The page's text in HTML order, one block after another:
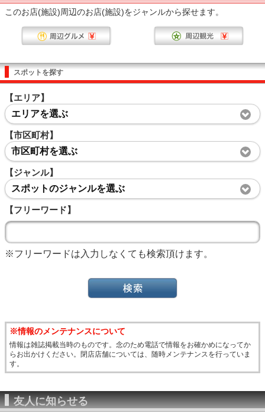
このお店(施設)周辺のお店(施設)をジャンルから探せます。
スポットを探す
【エリア】
エリアを選ぶ
【市区町村】
市区町村を選ぶ
【ジャンル】
スポットのジャンルを選ぶ
【フリーワード】
※フリーワードは入力しなくても検索頂けます。
※情報のメンテナンスについて
情報は雑誌掲載当時のものです。念のため電話で情報をお確かめになってか
らお出かけください。閉店店舗については、随時メンテナンスを行っていま
す。
友人に知らせる